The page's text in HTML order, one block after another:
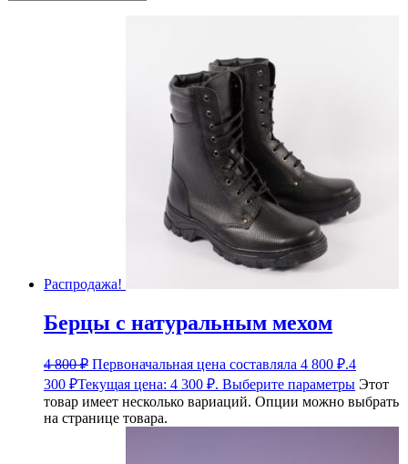
Распродажа!
Берцы с натуральным мехом
4 800₽ Первоначальная цена составляла 4 800 ₽.4
300 ₽Текущая цена: 4 300 ₽. Выберите параметры Этот
товар имеет несколько вариаций. Опции можно выбрать
на странице товара.